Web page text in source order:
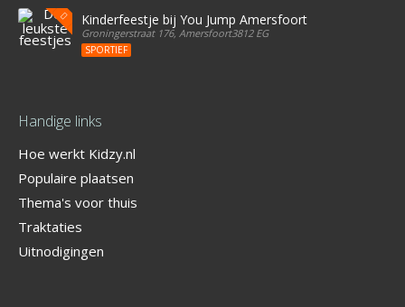
Kinderfeestje bij You Jump Amersfoort
Groningerstraat 176, Amersfoort3812 EG
SPORTIEF
Handige links
Hoe werkt Kidzy.nl
Populaire plaatsen
Thema's voor thuis
Traktaties
Uitnodigingen